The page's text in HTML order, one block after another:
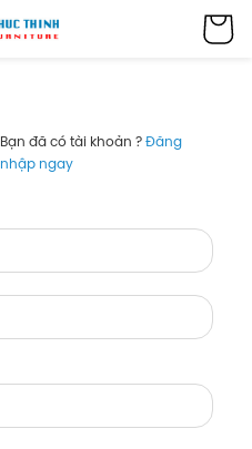
Bạn đã có tài khoản ? Đăng
nhập ngay